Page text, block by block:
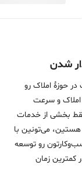
در حوزۀ املاک رو
املاک و سرعت
بخشی از خدمات
می‌تونین با
رو توسعه
خریدار هستین، با 2نبش در کمترین زمان